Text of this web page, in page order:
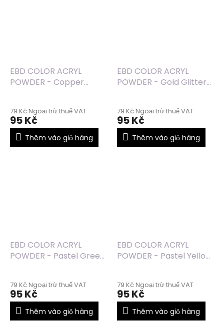
EBD COLOR ACRYL
POWDER - Copper
79 Kč Ngoại trừ thuế VAT
95 Kč
Thêm vào giỏ hàng
EBD COLOR ACRYL
POWDER - Gold Glitter
79 Kč Ngoại trừ thuế VAT
95 Kč
Thêm vào giỏ hàng
EBD COLOR ACRYL
POWDER - Pastel Green
79 Kč Ngoại trừ thuế VAT
95 Kč
Thêm vào giỏ hàng
EBD COLOR ACRYL
POWDER - Pastel Yellow
79 Kč Ngoại trừ thuế VAT
95 Kč
Thêm vào giỏ hàng